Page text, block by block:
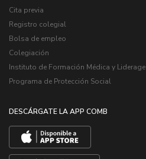
Cita previa
Registro colegial
Bolsa de empleo
Colegiación
Instituto de Formación Médica y Liderage
Programa de Protección Social
DESCÁRGATE LA APP COMB